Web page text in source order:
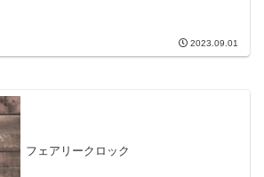
2023.09.01
フェアリークロック